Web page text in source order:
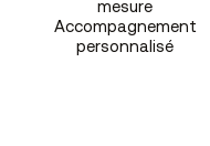
mesure
Accompagnement
personnalisé